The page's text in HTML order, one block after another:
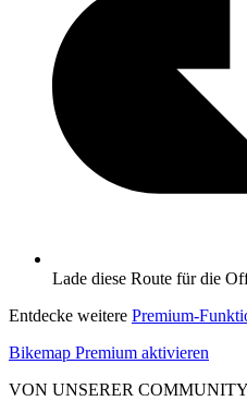
Lade diese Route für die
Entdecke weitere Premium-
Bikemap Premium aktivieren
VON UNSERER COMMUNITY